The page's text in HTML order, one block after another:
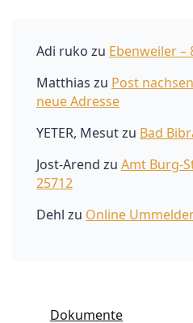
Adi ruko zu Ebenweiler –
Matthias zu Post
neue Adresse
YETER, Mesutzu Bad
Jost-Arend zu Amt Burg-
25712
Dehl zu Online
Dokumente